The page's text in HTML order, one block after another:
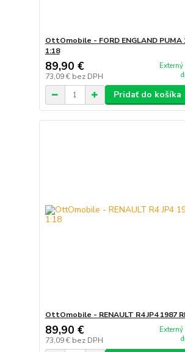
OttOmobile - FORD ENGLAND PUMA
1:18
89,90 €
73,09 € bez DPH
Pridať do košíka
OttOmobile - RENAULT R4 JP4 1987
89,90 €
73,09 € bez DPH